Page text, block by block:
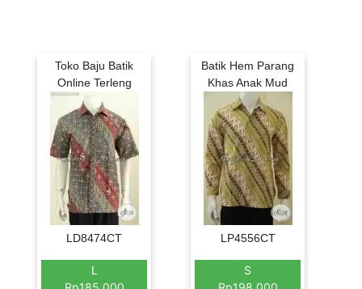
Toko Baju Batik
Online Terleng
LD8474CT
L
Batik Hem Parang
Khas Anak Mud
LP4556CT
S